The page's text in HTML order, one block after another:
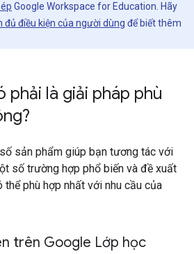
Google Workspace for Education. Hãy
đủ điều kiện của người dùng để biết thêm
phải là giải pháp phù
sản phẩm giúp bạn tương tác với
số trường hợp phổ biến và đề xuất
phù hợp nhất với nhu cầu của
trên Google Lớp học